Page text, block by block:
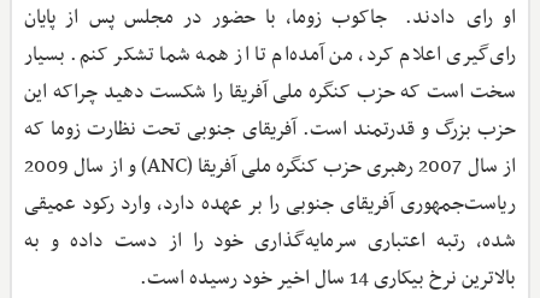
او رای دادند. جاکوب زوما، با حضور در مجلس پس از پایان
رای‌گیری اعلام کرد، من آمده‌ام تا از همه شما تشکر کنم. بسیار
سخت است که حزب کنگره ملی آفریقا را شکست دهید چرا‌که این
حزب بزرگ و قدرتمند است. آفریقای جنوبی تحت نظارت زوما که
از سال 2007 رهبری حزب کنگره ملی آفریقا (ANC) و از سال 2009
ریاست‌جمهوری آفریقای جنوبی را بر عهده دارد، وارد رکود عمیقی
شده، رتبه اعتباری سرمایه‌گذاری خود را از دست داده و به
بالاترین نرخ بیکاری 14 سال اخیر خود رسیده است.